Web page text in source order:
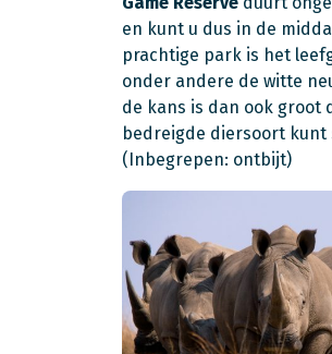
en kunt u dus in de
prachtige park is het
onder andere de witte
de kans is dan ook groot
bedreigde diersoort kunt
(Inbegrepen: ontbijt)